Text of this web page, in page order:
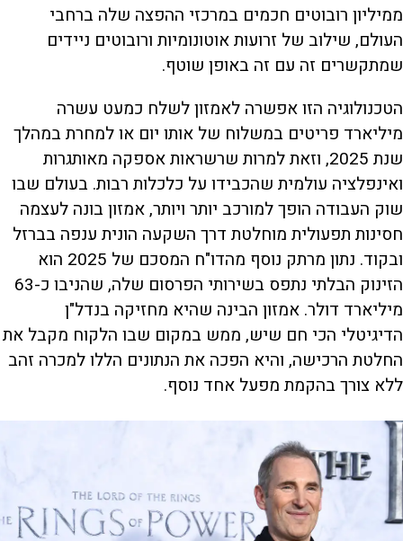
ממיליון רובוטים חכמים במרכזי ההפצה שלה ברחבי
העולם, שילוב של זרועות אוטונומיות ורובוטים ניידים
שמתקשרים זה עם זה באופן שוטף.
הטכנולוגיה הזו אפשרה לאמזון לשלח כמעט עשרה
מיליארד פריטים במשלוח של אותו יום או למחרת במהלך
שנת 2025, וזאת למרות שרשראות אספקה מאותגרות
ואינפלציה עולמית שהכבידו על כלכלות רבות. בעולם שבו
שוק העבודה הופך למורכב יותר ויותר, אמזון בונה לעצמה
חסינות תפעולית מוחלטת דרך השקעה הונית ענפה בברזל
ובקוד. נתון מרתק נוסף מהדו"ח המסכם של 2025 הוא
הזינוק הבלתי נתפס בשירותי הפרסום שלה, שהניבו כ-63
מיליארד דולר. אמזון הבינה שהיא מחזיקה בנדל"ן
הדיגיטלי הכי חם שיש, ממש במקום שבו הלקוח מקבל את
החלטת הרכישה, והיא הפכה את הנתונים הללו למכרה זהב
ללא צורך בהקמת מפעל אחד נוסף.